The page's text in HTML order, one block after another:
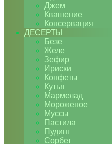
Джем
Квашение
Консервация
ДЕСЕРТЫ
Безе
Желе
Зефир
Ириски
Конфеты
Кутья
Мармелад
Мороженое
Муссы
Пастила
Пудинг
Сорбет